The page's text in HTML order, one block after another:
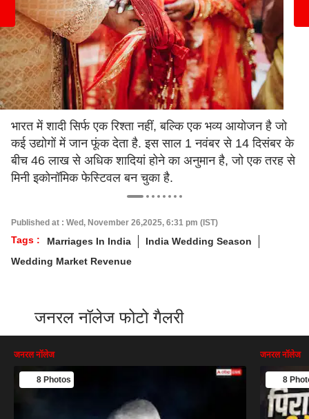
भारत में शादी सिर्फ एक रिश्ता नहीं, बल्कि एक भव्य आयोजन है जो
कई उद्योगों में जान फूंक देता है. इस साल 1 नवंबर से 14 दिसंबर के
बीच 46 लाख से अधिक शादियां होने का अनुमान है, जो एक तरह से
मिनी इकोनॉमिक फेस्टिवल बन चुका है.
Published at : Wed, November 26,2025, 6:31 pm (IST)
Tags : Marriages In India
India Wedding Season
Wedding Market Revenue
जनरल नॉलेज फोटो गैलरी
जनरल नॉलेज
8 Photos
जनरल नॉलेज
8